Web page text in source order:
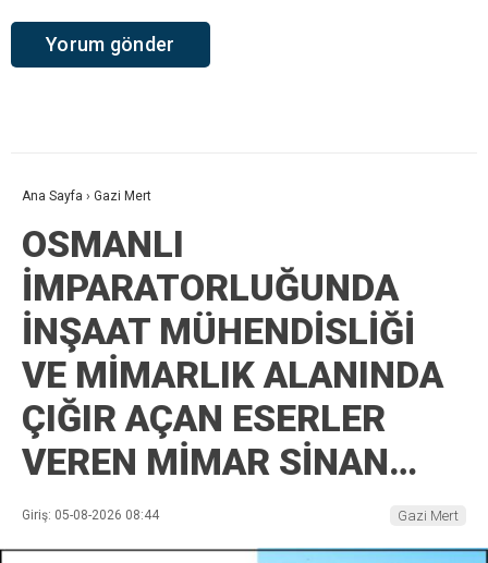
Ana Sayfa › Gazi Mert
OSMANLI
İMPARATORLUĞUNDA
İNŞAAT MÜHENDİSLİĞİ
VE MİMARLIK ALANINDA
ÇIĞIR AÇAN ESERLER
VEREN MİMAR SİNAN…
Giriş: 05-08-2026 08:44 Gazi Mert